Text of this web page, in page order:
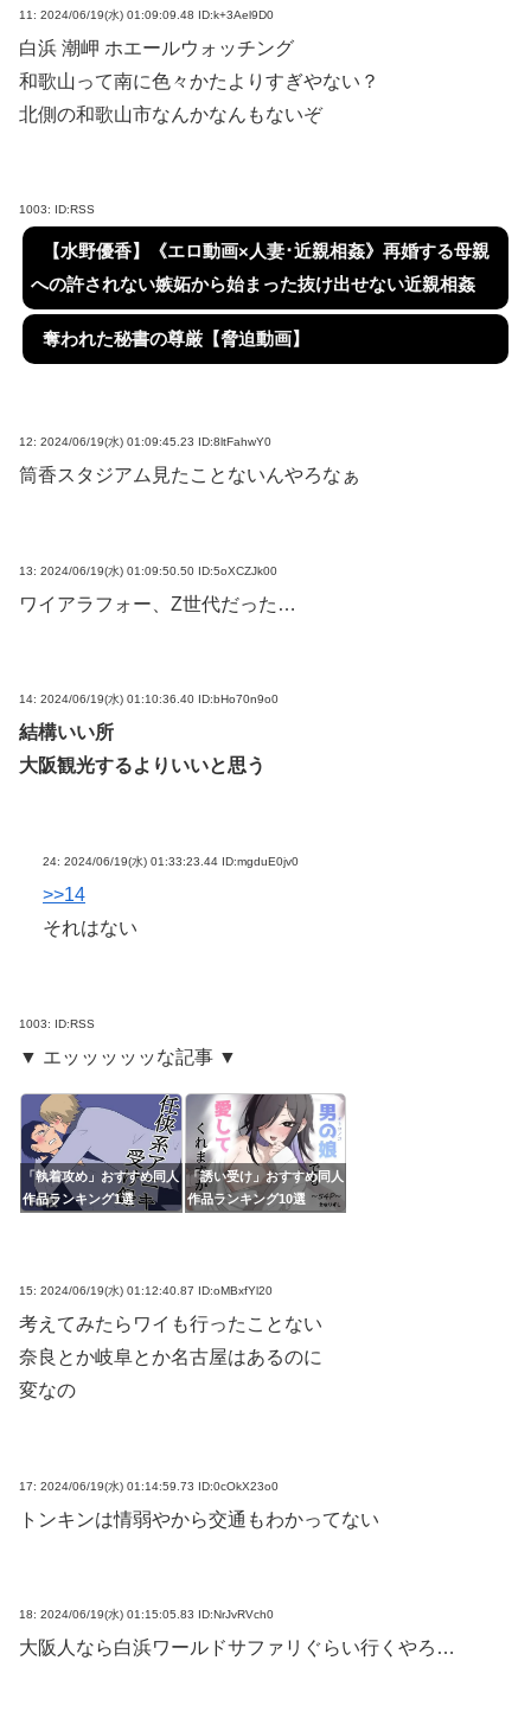
11: 2024/06/19(水) 01:09:09.48 ID:k+3Ael9D0
白浜 潮岬 ホエールウォッチング
和歌山って南に色々かたよりすぎやない？
北側の和歌山市なんかなんもないぞ
1003: ID:RSS
【水野優香】《エロ動画×人妻･近親相姦》再婚する母親
への許されない嫉妬から始まった抜け出せない近親相姦
奪われた秘書の尊厳【脅迫動画】
12: 2024/06/19(水) 01:09:45.23 ID:8ltFahwY0
筒香スタジアム見たことないんやろなぁ
13: 2024/06/19(水) 01:09:50.50 ID:5oXCZJk00
ワイアラフォー、Z世代だった…
14: 2024/06/19(水) 01:10:36.40 ID:bHo70n9o0
結構いい所
大阪観光するよりいいと思う
24: 2024/06/19(水) 01:33:23.44 ID:mgduE0jv0
>>14
それはない
1003: ID:RSS
▼ エッッッッッな記事 ▼
「執着攻め」おすすめ同人
作品ランキング1選
「誘い受け」おすすめ同人
作品ランキング10選
15: 2024/06/19(水) 01:12:40.87 ID:oMBxfYl20
考えてみたらワイも行ったことない
奈良とか岐阜とか名古屋はあるのに
変なの
17: 2024/06/19(水) 01:14:59.73 ID:0cOkX23o0
トンキンは情弱やから交通もわかってない
18: 2024/06/19(水) 01:15:05.83 ID:NrJvRVch0
大阪人なら白浜ワールドサファリぐらい行くやろ…